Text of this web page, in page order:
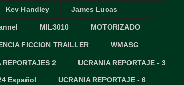
Kev Handley James Lucas
MIL3010 MOTORIZADO
FICCION TRAILLER WMASG
REPORTAJES 2 UCRANIA REPORTAJE - 3
Español UCRANIA REPORTAJE - 6